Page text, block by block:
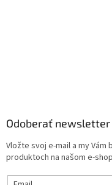
Odoberať newsletter
Vložte svoj e-mail a my
produktoch na našom e-